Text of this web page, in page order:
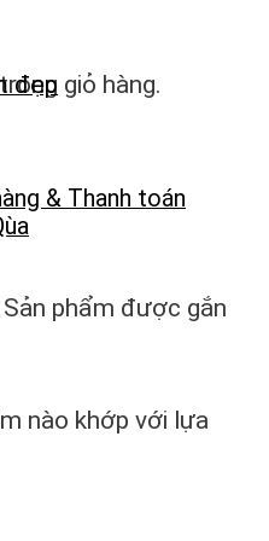
giỏ hàng.
đẹp
& Thanh toán
Sản phẩm được gắn
nào khớp với lựa